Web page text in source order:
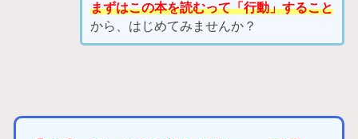
まずはこの本を読むって「行動」すること
から、はじめてみませんか？